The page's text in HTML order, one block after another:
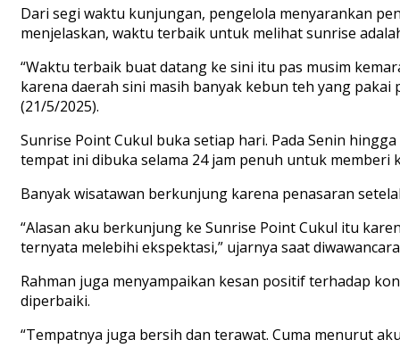
Dari segi waktu kunjungan, pengelola menyarankan
menjelaskan, waktu terbaik untuk melihat sunrise
“Waktu terbaik buat datang ke sini itu pas musim
karena daerah sini masih banyak kebun teh yang
(21/5/2025).
Sunrise Point Cukul buka setiap hari. Pada Senin
tempat ini dibuka selama 24 jam penuh untuk
Banyak wisatawan berkunjung karena penasaran
“Alasan aku berkunjung ke Sunrise Point Cukul itu
ternyata melebihi ekspektasi,” ujarnya saat
Rahman juga menyampaikan kesan positif terhadap
diperbaiki.
“Tempatnya juga bersih dan terawat. Cuma menurut